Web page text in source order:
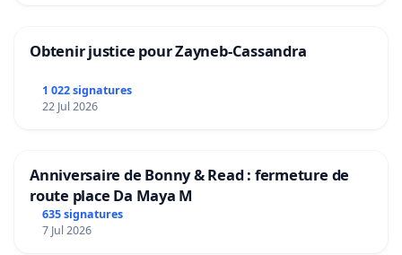
Obtenir justice pour Zayneb-Cassandra
1 022 signatures
22 Jul 2026
Anniversaire de Bonny & Read : fermeture de
route place Da Maya M
635 signatures
7 Jul 2026